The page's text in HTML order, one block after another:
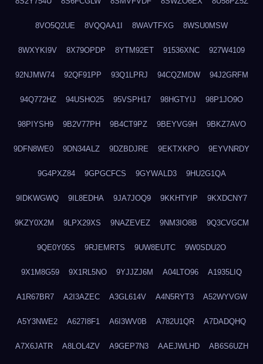
8VO5Q2UE 8VQQAA1I 8WAVTFXG 8WSU0MSW
8WXYKI9V 8X79OPDP 8YTM92ET 91536XNC 927W4109
92NJMW74 92QF91PP 93Q1LPRJ 94CQZMDW 94J2GRFM
94Q772HZ 94USHO25 95VSPH17 98HGTYIJ 98P1JO9O
98PIYSH9 9B2V77PH 9B4CT9PZ 9BEYVG9H 9BKZ7AVO
9DFN8WE0 9DN34ALZ 9DZBDJRE 9EKTXKPO 9EYVNRDY
9G4PXZ84 9GPGCFCS 9GYWALD3 9HU2G1QA
9IDKWGWQ 9IL8EDHA 9JA7JOQ9 9KKHTYIP 9KXDCNY7
9KZY0X2M 9LPX29XS 9NAZEVEZ 9NM3IO8B 9Q3CVGCM
9QE0Y05S 9RJEMRTS 9UW8EUTC 9W0SDU2O
9X1M8G59 9X1RL5NO 9YJJZJ6M A04LTO96 A1935LIQ
A1R67BR7 A2I3AZEC A3GL614V A4N5RYT3 A52WYVGW
A5Y3NWE2 A627I8F1 A6I3WV0B A782U1QR A7DADQHQ
A7X6JATR A8LOL4ZV A9GEP7N3 AAEJWLHD AB6S6UZH